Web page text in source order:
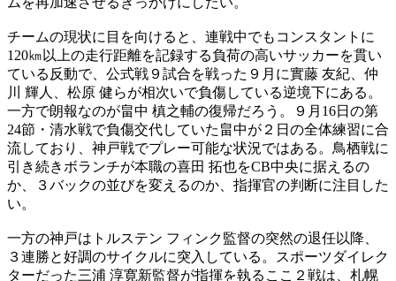
チームの現状に目を向けると、連戦中でもコンスタントに
120㎞以上の走行距離を記録する負荷の高いサッカーを貫い
ている反動で、公式戦９試合を戦った９月に實藤 友紀、仲
川 輝人、松原 健らが相次いで負傷している逆境下にある。
一方で朗報なのが畠中 槙之輔の復帰だろう。９月16日の第
24節・清水戦で負傷交代していた畠中が２日の全体練習に合
流しており、神戸戦でプレー可能な状況ではある。鳥栖戦に
引き続きボランチが本職の喜田 拓也をCB中央に据えるの
か、３バックの並びを変えるのか、指揮官の判断に注目した
い。
一方の神戸はトルステン フィンク監督の突然の退任以降、
３連勝と好調のサイクルに突入している。スポーツダイレク
ターだった三浦 淳寛新監督が指揮を執るここ２戦は、札幌